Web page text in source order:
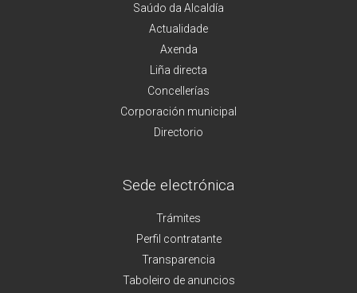
Saúdo da Alcaldía
Actualidade
Axenda
Liña directa
Concellerías
Corporación municipal
Directorio
Sede electrónica
Trámites
Perfil contratante
Transparencia
Taboleiro de anuncios